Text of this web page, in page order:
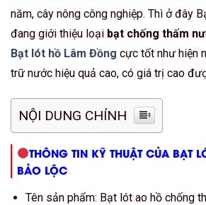
năm, cây nông công nghiệp. Thì ở đây
đang giới thiệu loại bạt chống thấm
Bạt lót hồ Lâm Đồng cực tốt như hiện
trữ nước hiệu quả cao, có giá trị cao
NỘI DUNG CHÍNH
THÔNG TIN KỸ THUẬT CỦA BẠT
BẢO LỘC
Tên sản phẩm: Bạt lót ao hồ chống